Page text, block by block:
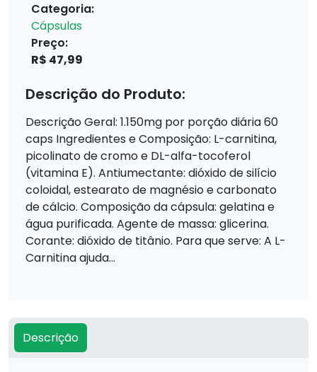
Categoria:
Cápsulas
Preço:
R$ 47,99
Descrição do Produto:
Descrição Geral: 1.150mg por porção diária 60
caps Ingredientes e Composição: L-carnitina,
picolinato de cromo e DL-alfa-tocoferol
(vitamina E). Antiumectante: dióxido de silício
coloidal, estearato de magnésio e carbonato
de cálcio. Composição da cápsula: gelatina e
água purificada. Agente de massa: glicerina.
Corante: dióxido de titânio. Para que serve: A L-
Carnitina ajuda...
Descrição